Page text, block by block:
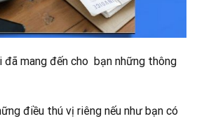
đã mang đến cho bạn những thông
điều thú vị riêng nếu như bạn có